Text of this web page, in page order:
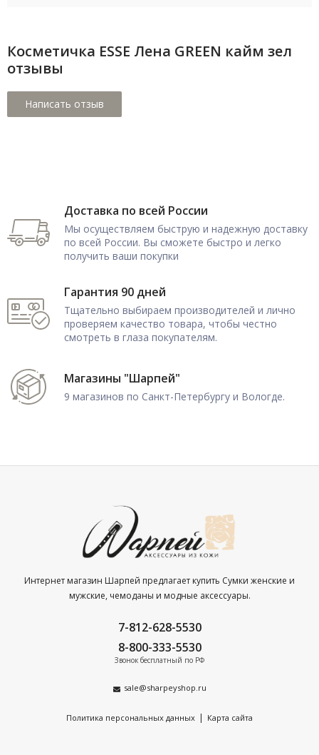
Косметичка ESSE Лена GREEN кайм зел
отзывы
Доставка по всей России
Мы осуществляем быструю и надежную доставку
по всей России. Вы сможете быстро и легко
получить ваши покупки
Гарантия 90 дней
Тщательно выбираем производителей и лично
проверяем качество товара, чтобы честно
смотреть в глаза покупателям.
Магазины "Шарпей"
9 магазинов по Санкт-Петербургу и Вологде.
Интернет магазин Шарпей предлагает купить Сумки женские и
мужские, чемоданы и модные аксессуары.
7-812-628-5530
8-800-333-5530
Звонок бесплатный по РФ
sale@sharpeyshop.ru
Политика персональных данных | Карта сайта